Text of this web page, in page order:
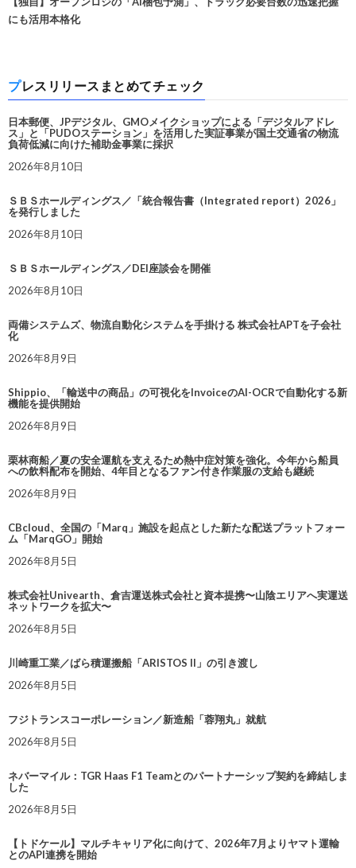
にも活用本格化
プレスリリースまとめてチェック
日本郵便、JPデジタル、GMOメイクショップによる「デジタルアドレ
ス」と「PUDOステーション」を活用した実証事業が国土交通省の物流
負荷低減に向けた補助金事業に採択
2026年8月10日
ＳＢＳホールディングス／「統合報告書（Integrated report）2026」
を発行しました
2026年8月10日
ＳＢＳホールディングス／DEI座談会を開催
2026年8月10日
両備システムズ、物流自動化システムを手掛ける 株式会社APTを子会社
化
2026年8月9日
Shippio、「輸送中の商品」の可視化をInvoiceのAI-OCRで自動化する新
機能を提供開始
2026年8月9日
栗林商船／夏の安全運航を支えるため熱中症対策を強化。今年から船員
への飲料配布を開始、4年目となるファン付き作業服の支給も継続
2026年8月9日
CBcloud、全国の「Marq」施設を起点とした新たな配送プラットフォー
ム「MarqGO」開始
2026年8月5日
株式会社Univearth、倉吉運送株式会社と資本提携〜山陰エリアへ実運送
ネットワークを拡大〜
2026年8月5日
川崎重工業／ばら積運搬船「ARISTOS II」の引き渡し
2026年8月5日
フジトランスコーポレーション／新造船「蓉翔丸」就航
2026年8月5日
ネバーマイル：TGR Haas F1 Teamとのパートナーシップ契約を締結しま
した
2026年8月5日
【トドケール】マルチキャリア化に向けて、2026年7月よりヤマト運輸
とのAPI連携を開始